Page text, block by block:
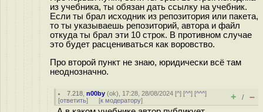
из учебника, ты обязан дать ссылку на учебник.
Если ты брал исходник из репозитория или пакета,
то ты указываешь репозиторий, автора и файл
откуда ты брал эти 10 строк. В противном случае
это будет расцениваться как воровство.
Про второй пункт не знаю, юридически всё там
неоднозначно.
7.218 ,n00by (ok), 17:28, 28/08/2024 [^] [^^] [^^^]
[ответить] [к модератору] + / –